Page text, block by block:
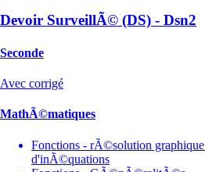
Devoir SurveillÃ© (DS) - Dsn2
Seconde
Avec corrigé
MathÃ©matiques
Fonctions - rÃ©solution
d'inÃ©quations